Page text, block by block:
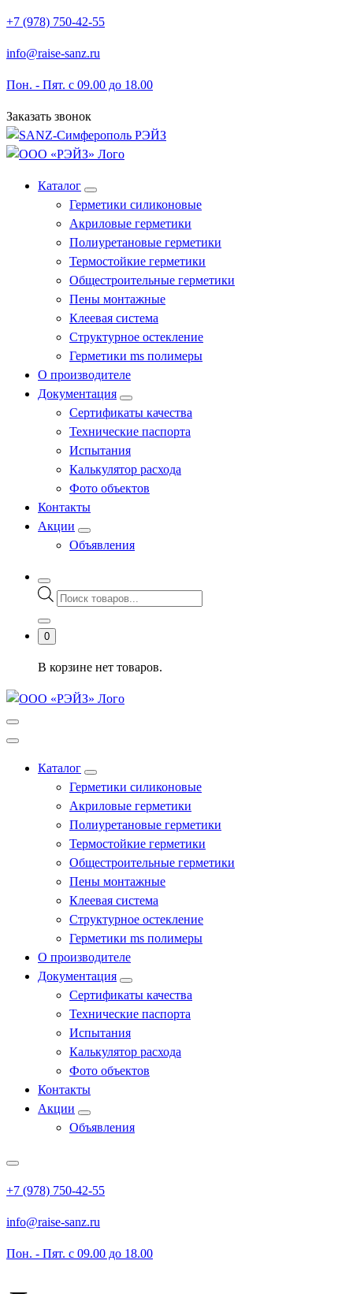
Перейти
содержимому
+7 (978) 750-42-55
info@raise-sanz.ru
Пон. - Пят. с 09.00 до 18.00
Заказать звонок
Каталог
Герметики силиконовые
Акриловые герметики
Полиуретановые герметики
Термостойкие герметики
Общестроительные герметики
Пены монтажные
Клеевая система
Структурное остекление
Герметики ms полимеры
О производителе
Документация
Сертификаты качества
Технические паспорта
Испытания
Калькулятор расхода
Фото объектов
Контакты
Акции
Объявления
Поиск
0
В корзине нет товаров.
Каталог
Герметики силиконовые
Акриловые герметики
Полиуретановые герметики
Термостойкие герметики
Общестроительные герметики
Пены монтажные
Клеевая система
Структурное остекление
Герметики ms полимеры
О производителе
Документация
Сертификаты качества
Технические паспорта
Испытания
Калькулятор расхода
Фото объектов
Контакты
Акции
Объявления
+7 (978) 750-42-55
info@raise-sanz.ru
Пон. - Пят. с 09.00 до 18.00